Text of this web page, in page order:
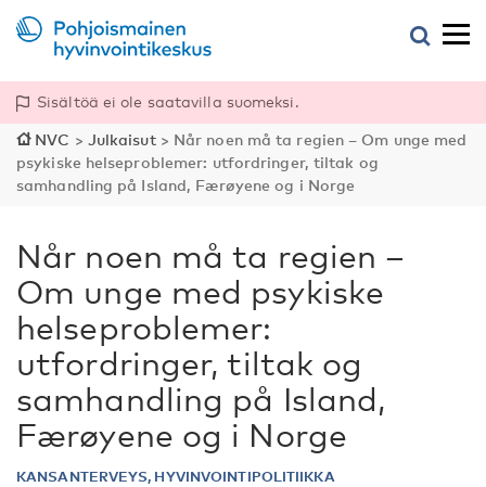
Sisältöä ei ole saatavilla suomeksi.
NVC > Julkaisut> Når noen må ta regien – Om unge med
psykiske helseproblemer: utfordringer, tiltak og
samhandling på Island, Færøyene og i Norge
Når noen må ta regien –
Om unge med psykiske
helseproblemer:
utfordringer, tiltak og
samhandling på Island,
Færøyene og i Norge
KANSANTERVEYS, HYVINVOINTIPOLITIIKKA